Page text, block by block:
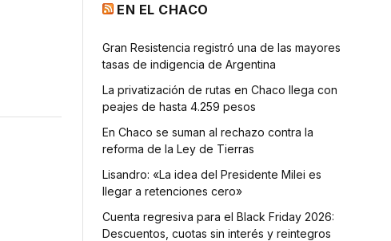
EN EL CHACO
Gran Resistencia registró una de las mayores
tasas de indigencia de Argentina
La privatización de rutas en Chaco llega con
peajes de hasta 4.259 pesos
En Chaco se suman al rechazo contra la
reforma de la Ley de Tierras
Lisandro: «La idea del Presidente Milei es
llegar a retenciones cero»
Cuenta regresiva para el Black Friday 2026:
Descuentos, cuotas sin interés y reintegros